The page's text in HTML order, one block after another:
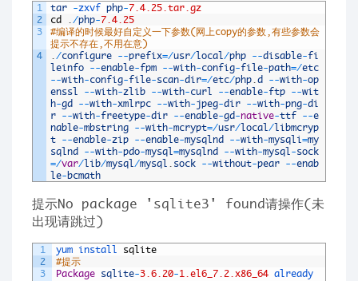
1
2
3
4
tar -zxvf php-7.4.25.tar.gz
cd
/php-7.4.25
#编译的时候最好自定义一下参数(网上copy的参数,有些参数会
提示不存在,不用在意)
/configure --prefix=/usr/local /php --disable-fi
leinfo --enable-fpm --with-config-file-path=/etc
--with-config-file-scan-dir=/etc/php d --with-op
enssl
--with-zlib --with-curl --enable-ftp --wit
h-gd --with-xmlrpc --with-jpeg-dir --with-png-di
r --with-freetype-dir --enable-gd-native-ttf --e
nable-mbstring --with-mcrypt=/usr/local /libmcryp
t --enable-zip --enable-mysqlnd --with-mysqli =my
sqlnd --with-pdo-mysql =mysqlnd --with-mysql -sock
=/var/lib/mysql /mysql sock --without-pear --enab
le- bcmath
提示No package 'sqlite3' found请操作(未
出现请跳过)
1
2
3
yum install sqlite
#提示
Package sqlite-3.6.20-1.el6_7.2.x86_64